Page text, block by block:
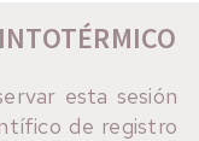
esta sesión
de registro